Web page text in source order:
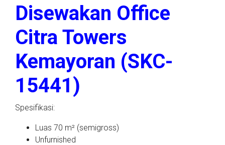
Disewakan Office
Citra Towers
Kemayoran (SKC-
15441)
Spesifikasi:
Luas 70 m² (semigross)
Unfurnished